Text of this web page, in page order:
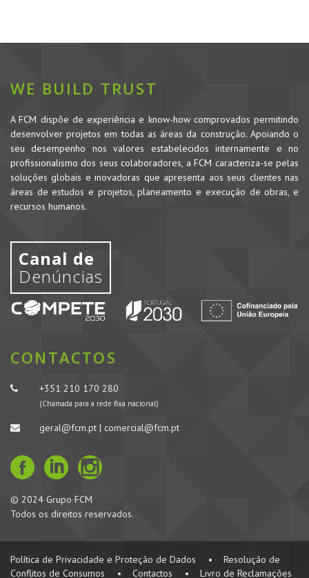
WE BUILD TRUST
A FCM dispõe de experiência e know-how comprovados permitindo
desenvolver projetos em todas as áreas da construção. Apoiando o
seu desempenho nos valores estabelecidos internamente e no
profissionalismo dos seus colaboradores, a FCM caracteriza-se pelas
soluções globais e inovadoras que apresenta aos seus clientes nas
áreas de estudos e projetos, planeamento e execução de obras, e
recursos humanos.
Canal de
Denúncias
CONTACTOS
+351 210 170 280
(Chamada para a rede fixa nacional)
geral@fcm.pt | comercial@fcm.pt
© 2024 Grupo FCM
Todos os direitos reservados.
Política de Privacidade e Proteção de Dados •
Resolução de
Conflitos de Consumos
• Contactos • Livro de Reclamações